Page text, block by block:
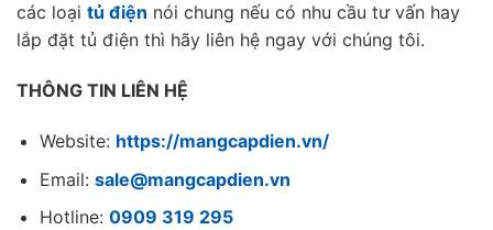
các loại tủ điện nói chung nếu có nhu cầu tư vấn hay
lắp đặt tủ điện thì hãy liên hệ ngay với chúng tôi.
THÔNG TIN LIÊN HỆ
Website: https://mangcapdien.vn/
Email: sale@mangcapdien.vn
Hotline: 0909 319 295